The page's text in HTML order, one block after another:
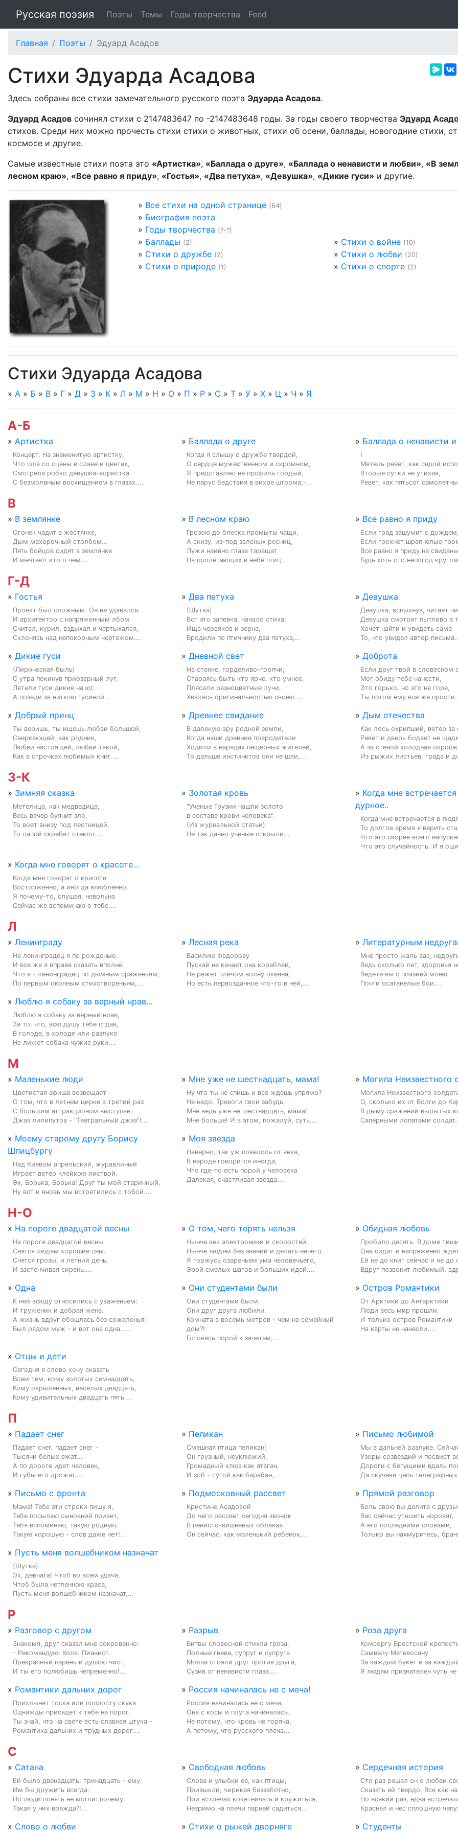
Русская поэзия Поэты Темы Годы творчества Feed
Главная Поэты Эдуард Асадов
Стихи Эдуарда Асадова
Здесь собраны все стихи замечательного русского поэта Эдуарда Асадова.
Эдуард Асадов сочинял стихи с 2147483647 по -2147483648 годы. За годы своего творчества Эдуард
стихов. Среди них можно прочесть стихи стихи о животных, стихи об осени, баллады, новогодние стихи,
космосе и другие.
Самые известные стихи поэта это «Артистка», «Баллада о друге», «Баллада о ненависти и любви», «В
лесном краю», «Все равно я приду», «Гостья», «Два петуха», «Девушка», «Дикие гуси» и другие.
» Все стихи на одной странице (64)
» Биография поэта
» Годы творчества (?-?)
» Баллады (2) » Стихи о войне (10)
» Стихи о дружбе (2) » Стихи о любви (20)
» Стихи о природе (1) » Стихи о спорте (2)
Стихи Эдуарда Асадова
» А » Б » В » Г » Д » З » К » Л » М » Н » О » П » Р » С » Т » У » Х » Ц » Ч » Я
А-Б
» Артистка
Концерт. На знаменитую артистку,
Что шла со сцены в славе и цветах,
Смотрела робко девушка-хористка
С безмолвным восхищением в глазах....
» Баллада о друге
Когда я слышу о дружбе твердой,
О сердце мужественном и скромном,
Я представляю не профиль гордый,
Не парус бедствия в вихре шторма,-...
» Баллада о ненависти
I
Метель ревет, как седой
Вторые сутки не утихая,
Ревет, как пятьсот
В
» В землянке
Огонек чадит в жестянке,
Дым махорочный столбом...
Пять бойцов сидят в землянке
И мечтают кто о чем....
» В лесном краю
Грозою до блеска промыты чащи,
А снизу, из-под зеленых ресниц,
Лужи наивно глаза таращат
На пролетающих в небе птиц....
» Все равно я приду
Если град зашумит с дождем,
Если грохнет шрапнелью
Все равно я приду на
Будь хоть сто непогод
Г-Д
» Гостья
Проект был сложным. Он не удавался.
И архитектор с напряженным лбом
Считал, курил, вздыхал и чертыхался,
Склонясь над непокорным чертежом....
» Два петуха
(Шутка)
Вот это запевка, начало стиха:
Ища червяков и зерна,
Бродили по птичнику два петуха,...
» Девушка
Девушка, вспыхнув, читает
Девушка смотрит пытливо в
Хочет найти и увидеть сама
То, что увидел автор
» Дикие гуси
(Лирическая быль)
С утра покинув приозерный луг,
Летели гуси дикие на юг.
А позади за ниткою гусиной...
» Дневной свет
На стенке, горделиво-горячи,
Стараясь быть кто ярче, кто умнее,
Плясали разноцветные лучи,
Хвалясь оригинальностью своею....
» Доброта
Если друг твой в словесном
Мог обиду тебе нанести,
Это горько, но это не горе,
Ты потом ему все же
» Добрый принц
Ты веришь, ты ищешь любви большой,
Сверкающей, как родник,
Любви настоящей, любви такой,
Как в строчках любимых книг....
» Древнее свидание
В далекую эру родной земли,
Когда наши древние прародители
Ходили в нарядах пещерных жителей,
То дальше инстинктов они не шли,...
» Дым отечества
Как лось охрипший, ветер
Ревет и дверь бодает не
А за стеной холодная
Из рыжих листьев, града и
З-К
» Зимняя сказка
Метелица, как медведица,
Весь вечер буянит зло,
То воет внизу под лестницей,
То лапой скребет стекло....
» Золотая кровь
"Ученые Грузии нашли золото
в составе крови человека".
(Из журнальной статьи)
Не так давно ученые открыли...
» Когда мне
дурное..
Когда мне встречается в
То долгое время я верить
Что это скорее всего
Что это случайность. И я
» Когда мне говорят о красоте...
Когда мне говорят о красоте
Восторженно, а иногда влюбленно,
Я почему-то, слушая, невольно
Сейчас же вспоминаю о тебе....
Л
» Ленинграду
Не ленинградец я по рожденью.
И все же я вправе сказать вполне,
Что я - ленинградец по дымным сраженьям,
По первым окопным стихотвореньям,...
» Лесная река
Василию Федорову
Пускай не качает она кораблей,
Не режет плечом волну океана,
Но есть первозданное что-то в ней,...
» Литературным
Мне просто жаль вас,
Ведь сколько лет, здоровья
Ведете вы с поэзией моею
Почти осатанелые бои....
» Люблю я собаку за верный нрав...
Люблю я собаку за верный нрав,
За то, что, всю душу тебе отдав,
В голоде, в холоде или разлуке
Не лижет собака чужие руки....
М
» Маленькие люди
Цветистая афиша возвещает
О том, что в летнем цирке в третий раз
С большим аттракционом выступает
Джаз лилипутов - "Театральный джаз"!...
» Мне уже не шестнадцать, мама!
Ну что ты не спишь и все ждешь упрямо?
Не надо. Тревоги свои забудь.
Мне ведь уже не шестнадцать, мама!
Мне больше! И в этом, пожалуй, суть....
» Могила Неизвестного
Могила Неизвестного
О, сколько их от Волги до
В дыму сражений вырытых
Саперными лопатами
» Моему старому другу Борису
Шпицбургу
Над Киевом апрельский, журавлиный
Играет ветер клейкою листвой.
Эх, Борька, Борька! Друг ты мой старинный,
Ну вот и вновь мы встретились с тобой....
» Моя звезда
Наверно, так уж повелось от века,
В народе говорится иногда,
Что где-то есть порой у человека
Далекая, счастливая звезда....
Н-О
» На пороге двадцатой весны
На пороге двадцатой весны
Снятся людям хорошие сны.
Снятся грозы, и летний день,
И застенчивая сирень....
» О том, чего терять нельзя
Нынче век электроники и скоростей.
Нынче людям без знаний и делать нечего.
Я горжусь озареньем ума человечьего,
Эрой смелых шагов и больших идей....
» Обидная любовь
Пробило десять. В доме
Она сидит и напряженно
Ей не до книг сейчас и не до
Вдруг позвонит любимый,
» Одна
К ней всюду относились с уваженьем:
И труженик и добрая жена.
А жизнь вдруг обошлась без сожаленья:
Был рядом муж - и вот она одна......
» Они студентами были
Они студентами были.
Они друг друга любили.
Комната в восемь метров - чем не семейный
дом?!
Готовясь порой к зачетам,...
» Остров Романтики
От Арктики до Антарктики
Люди весь мир прошли.
И только остров Романтики
На карты не нанесли....
» Отцы и дети
Сегодня я слово хочу сказать
Всем тем, кому золотых семнадцать,
Кому окрыленных, веселых двадцать,
Кому удивительных двадцать пять....
П
» Падает снег
Падает снег, падает снег -
Тысячи белых ежат...
А по дороге идет человек,
И губы его дрожат....
» Пеликан
Смешная птица пеликан!
Он грузный, неуклюжий,
Громадный клюв как ятаган,
И зоб - тугой как барабан,...
» Письмо любимой
Мы в дальней разлуке.
Узоры созвездий и посвист
Дороги с бегущими вдаль
Да скучная цепь
» Письмо с фронта
Мама! Тебе эти строки пишу я,
Тебе посылаю сыновний привет,
Тебя вспоминаю, такую родную,
Такую хорошую - слов даже нет!...
» Подмосковный рассвет
Кристине Асадовой
До чего рассвет сегодня звонок
В пенисто-вишневых облаках.
Он сейчас, как маленький ребенок,...
» Прямой разговор
Боль свою вы делите с
Вас сейчас утешить норовят,
А его последними словами,
Только вы нахмуритесь,
» Пусть меня волшебником назначат
(Шутка)
Эх, девчата! Чтоб во всем удача,
Чтоб была нетленною краса,
Пусть меня волшебником назначат,...
Р
» Разговор с другом
Знакомя, друг сказал мне сокровенно:
- Рекомендую: Коля. Пианист.
Прекрасный парень и душою чист,
И ты его полюбишь непременно!...
» Разрыв
Битвы словесной стихла гроза.
Полные гнева, супруг и супруга
Молча стояли друг против друга,
Сузив от ненависти глаза....
» Роза друга
Комсоргу Брестской
Самвелу Матевосяну
За каждый букет и за
Я людям признателен чуть
» Романтики дальних дорог
Прихлынет тоска или попросту скука
Однажды присядет к тебе на порог,
Ты знай, что на свете есть славная штука -
Романтика дальних и трудных дорог....
» Россия начиналась не с меча!
Россия начиналась не с меча,
Она с косы и плуга начиналась.
Не потому, что кровь не горяча,
А потому, что русского плеча...
С
» Сатана
Ей было двенадцать, тринадцать - ему.
Им бы дружить всегда.
Но люди понять не могли: почему
Такая у них вражда?!...
» Свободная любовь
Слова и улыбки ее, как птицы,
Привыкли, чирикая беззаботно,
При встречах кокетничать и кружиться,
Незримо на плечи парней садиться...
» Сердечная история
Сто раз решал он о любви
Сказать ей твердо. Все как
Но всякий раз, едва
Краснел и нес сплошную
» Слово о любви » Стихи о рыжей дворняге » Студенты